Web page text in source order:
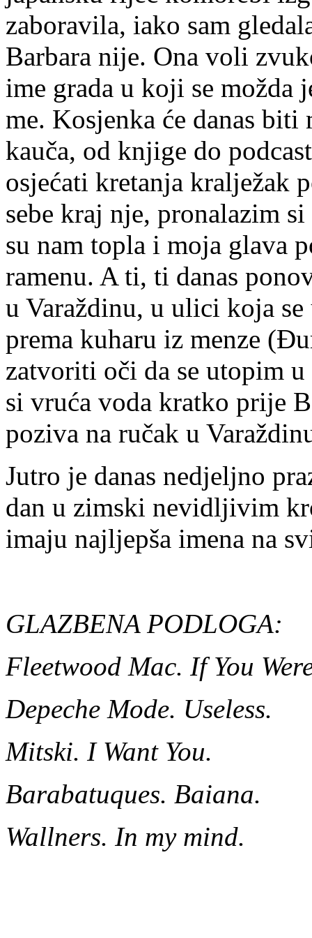
zaboravila, iako sam
Barbara nije. Ona voli
ime grada u koji se možda
me. Kosjenka će danas biti
kauča, od knjige do
osjećati kretanja kralježak
sebe kraj nje, pronalazim
su nam topla i moja glava
ramenu. A ti, ti danas
u Varaždinu, u ulici koja
prema kuharu iz menze
zatvoriti oči da se utopim
si vruća voda kratko prije
poziva na ručak u
Jutro je danas nedjeljno
dan u zimski nevidljivim
imaju najljepša imena na
GLAZBENA PODLOGA:
Fleetwood Mac. If You
Depeche Mode. Useless.
Mitski. I Want You.
Barabatuques. Baiana.
Wallners. In my mind.